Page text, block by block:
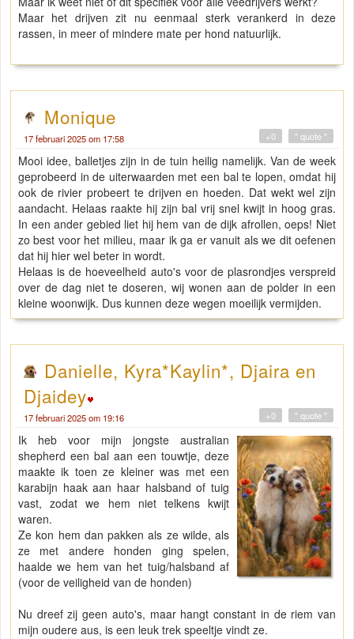
Maar het drijven zit nu eenmaal sterk verankerd in deze
rassen, in meer of mindere mate per hond natuurlijk.
Monique
17 februari 2025 om 17:58 " quote "
+0
Mooi idee, balletjes zijn in de tuin heilig namelijk. Van de week
geprobeerd in de uiterwaarden met een bal te lopen, omdat hij
ook de rivier probeert te drijven en hoeden. Dat wekt wel zijn
aandacht. Helaas raakte hij zijn bal vrij snel kwijt in hoog gras.
In een ander gebied liet hij hem van de dijk afrollen, oeps! Niet
zo best voor het milieu, maar ik ga er vanuit als we dit oefenen
dat hij hier wel beter in wordt.
Helaas is de hoeveelheid auto's voor de plasrondjes verspreid
over de dag niet te doseren, wij wonen aan de polder in een
kleine woonwijk. Dus kunnen deze wegen moeilijk vermijden.
Danielle, Kyra*Kaylin*, Djaira en
Djaidey
17 februari 2025 om 19:16 " quote "
+0
Ik heb voor mijn jongste australian
shepherd een bal aan een touwtje, deze
maakte ik toen ze kleiner was met een
karabijn haak aan haar halsband of tuig
vast, zodat we hem niet telkens kwijt
waren.
Ze kon hem dan pakken als ze wilde, als
ze met andere honden ging spelen,
haalde we hem van het tuig/halsband af
(voor de veiligheid van de honden)
Nu dreef zij geen auto's, maar hangt constant in de riem van
mijn oudere aus, is een leuk trek speeltje vindt ze.